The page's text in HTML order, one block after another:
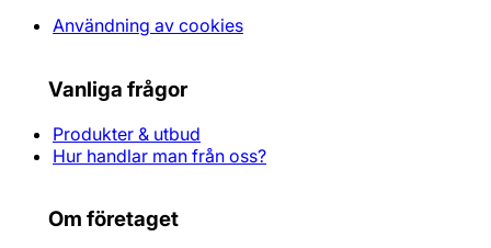
Användning av cookies
Vanliga frågor
Produkter & utbud
Hur handlar man från oss?
Om företaget